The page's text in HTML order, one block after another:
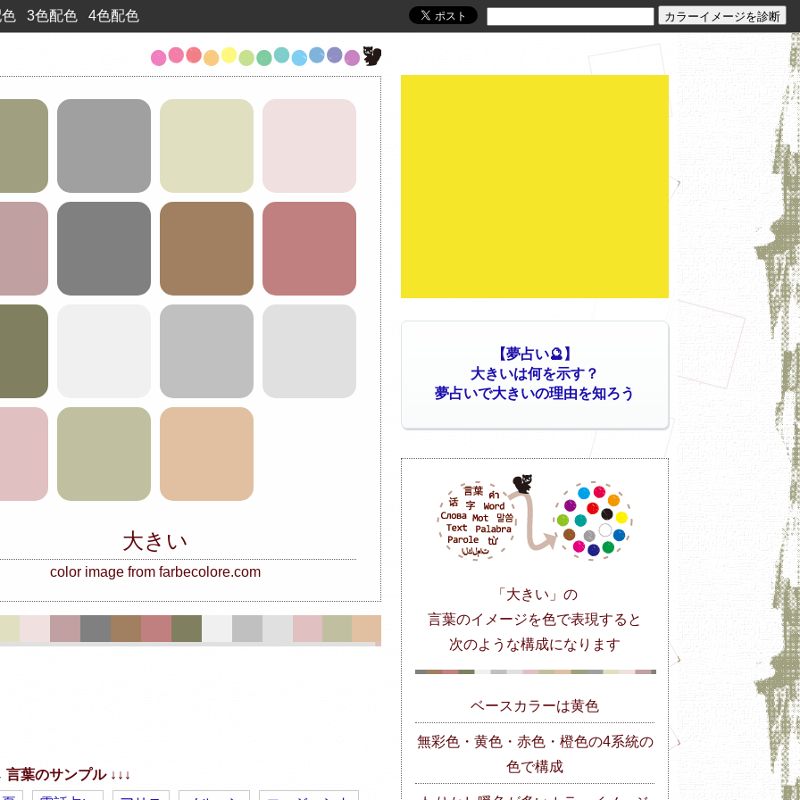
3色配色 4色配色
大きい
color image from farbecolore.com
言葉のサンプル ↓↓↓
【夢占い🔮】
大きいは何を示す？
夢占いで大きいの理由を知ろう
「大きい」の
言葉のイメージを色で表現すると
次のような構成になります
ベースカラーは黄色
無彩色・黄色・赤色・橙色の4系統の
色で構成